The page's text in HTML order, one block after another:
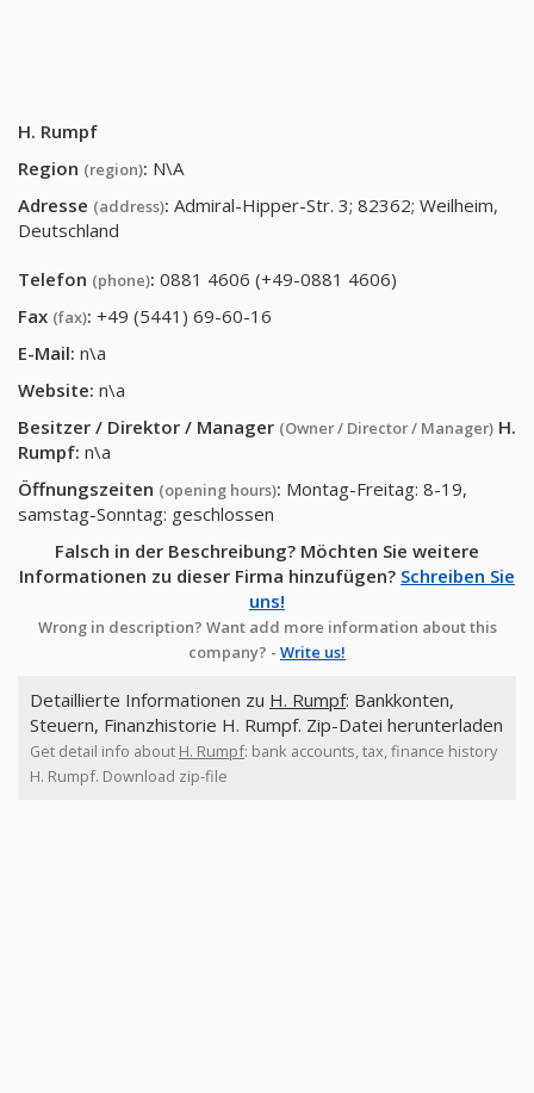
H. Rumpf
Region (region): N\A
Adresse (address): Admiral-Hipper-Str. 3; 82362; Weilheim,
Deutschland
Telefon (phone): 0881 4606 (+49-0881 4606)
Fax (fax): +49 (5441) 69-60-16
E-Mail: n\a
Website: n\a
Besitzer / Direktor / Manager (Owner / Director / Manager) H.
Rumpf: n\a
Öffnungszeiten (opening hours): Montag-Freitag: 8-19,
samstag-Sonntag: geschlossen
Falsch in der Beschreibung? Möchten Sie weitere
Informationen zu dieser Firma hinzufügen? Schreiben Sie
uns!
Wrong in description? Want add more information about this
company? - Write us!
Detaillierte Informationen zu H. Rumpf: Bankkonten,
Steuern, Finanzhistorie H. Rumpf. Zip-Datei herunterladen
Get detail info about H. Rumpf: bank accounts, tax, finance history
H. Rumpf. Download zip-file